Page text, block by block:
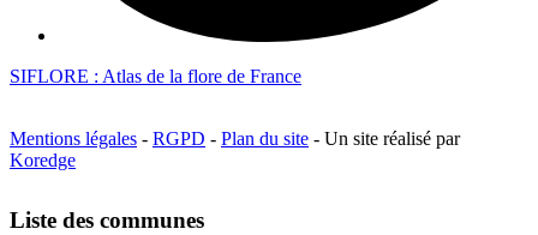
SIFLORE : Atlas de la flore de France
Mentions légales - RGPD - Plan du site - Un site réalisé par
Koredge
Liste des communes